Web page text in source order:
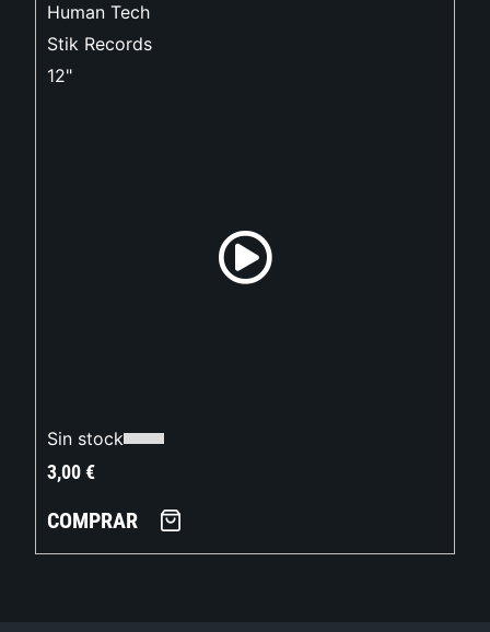
Human Tech
Stik Records
12"
Sin stock
3,00€
COMPRAR